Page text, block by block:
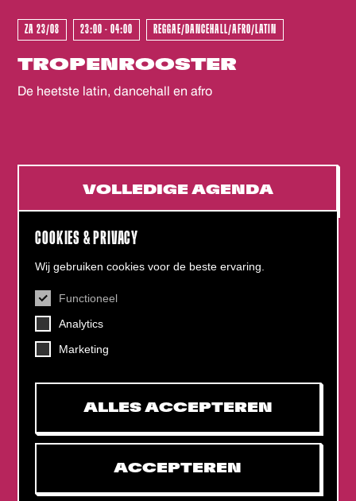
COOKIES & PRIVACY
Wij gebruiken cookies voor de beste ervaring.
Functioneel
Analytics
Marketing
ALLES ACCEPTEREN
ACCEPTEREN
ZA 23/08 23:00 - 04:00 REGGAE/DANCEHALL/AFRO/LATIN
TROPENROOSTER
De heetste latin, dancehall en afro
VOLLEDIGE AGENDA
CONTACT
Helling 7, 3523 CB Utrecht
Toegankelijkheids­verklaringMijn tickets